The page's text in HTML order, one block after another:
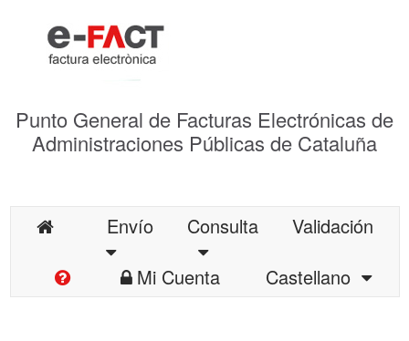
Punto General de Facturas Electrónicas de
Administraciones Públicas de Cataluña
Envío Consulta
Validación
Mi Cuenta
Castellano